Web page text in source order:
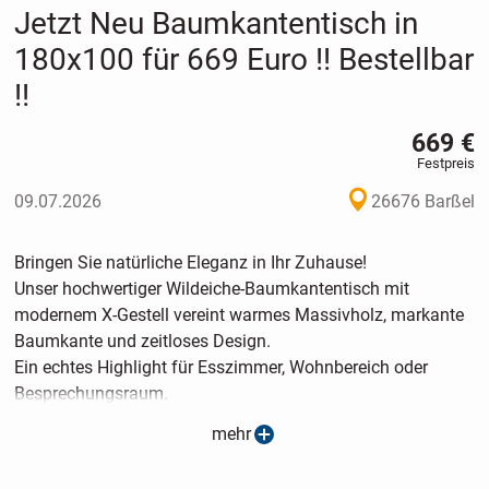
Jetzt Neu Baumkantentisch in
180x100 für 669 Euro !! Bestellbar
!!
669 €
Festpreis
09.07.2026 26676 Barßel
Bringen Sie natürliche Eleganz in Ihr Zuhause!
Unser hochwertiger Wildeiche-Baumkantentisch mit
modernem X-Gestell vereint warmes Massivholz, markante
Baumkante und zeitloses Design.
Ein echtes Highlight für Esszimmer, Wohnbereich oder
Besprechungsraum.
Top-Qualität zum Sonderpreis
mehr